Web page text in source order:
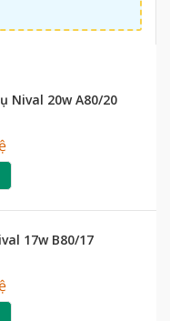
Nival 20w A80/20
17w B80/17